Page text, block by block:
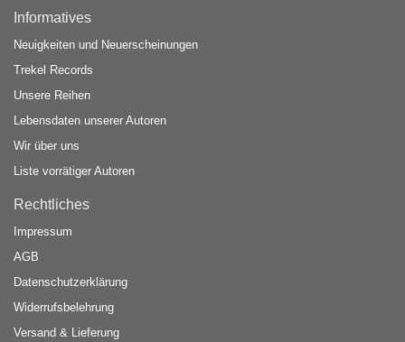
Informatives
Neuigkeiten und Neuerscheinungen
Trekel Records
Unsere Reihen
Lebensdaten unserer Autoren
Wir über uns
Liste vorrätiger Autoren
Rechtliches
Impressum
AGB
Datenschutzerklärung
Widerrufsbelehrung
Versand & Lieferung